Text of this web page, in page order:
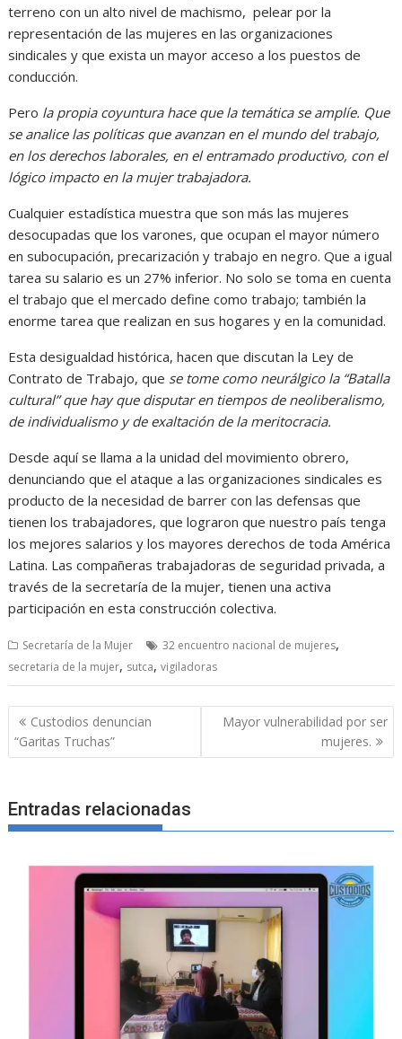
terreno con un alto nivel de machismo, pelear por la
representación de las mujeres en las organizaciones
sindicales y que exista un mayor acceso a los puestos de
conducción.
Pero la propia coyuntura hace que la temática se amplíe. Que
se analice las políticas que avanzan en el mundo del trabajo,
en los derechos laborales, en el entramado productivo, con el
lógico impacto en la mujer trabajadora.
Cualquier estadística muestra que son más las mujeres
desocupadas que los varones, que ocupan el mayor número
en subocupación, precarización y trabajo en negro. Que a igual
tarea su salario es un 27% inferior. No solo se toma en cuenta
el trabajo que el mercado define como trabajo; también la
enorme tarea que realizan en sus hogares y en la comunidad.
Esta desigualdad histórica, hacen que discutan la Ley de
Contrato de Trabajo, que se tome como neurálgico la “Batalla
cultural” que hay que disputar en tiempos de neoliberalismo,
de individualismo y de exaltación de la meritocracia.
Desde aquí se llama a la unidad del movimiento obrero,
denunciando que el ataque a las organizaciones sindicales es
producto de la necesidad de barrer con las defensas que
tienen los trabajadores, que lograron que nuestro país tenga
los mejores salarios y los mayores derechos de toda América
Latina. Las compañeras trabajadoras de seguridad privada, a
través de la secretaría de la mujer, tienen una activa
participación en esta construcción colectiva.
Secretaría de la Mujer 32 encuentro nacional de mujeres,
secretaria de la mujer, sutca,vigiladoras
Navegación
de
entradas
Custodios denuncian
“Garitas Truchas”
Mayor vulnerabilidad por ser
mujeres.
Entradas relacionadas